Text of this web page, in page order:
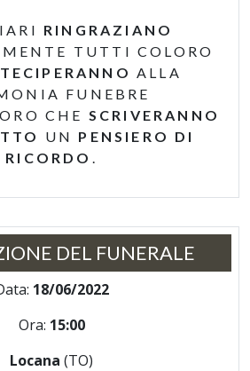
RINGRAZIANO
TUTTI COLORO
ALLA
FUNEBRE
CHE SCRIVERANNO
UN PENSIERO DI
RICORDO .
DEL FUNERALE
18/06/2022
Ora: 15:00
Locana (TO)